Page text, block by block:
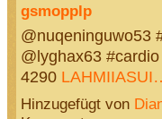
gsmopplp
@nuqeninguwo53
@lyghax63
4290
Hinzugefügt von